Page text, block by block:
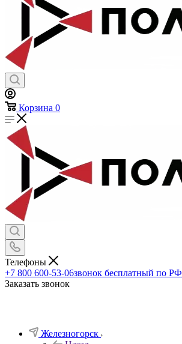
Корзина 0
Телефоны
+7 800 600-53-06звонок бесплатный по РФ
Заказать звонок
Железногорск